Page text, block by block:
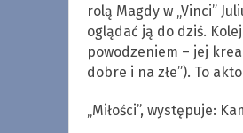
rolą Magdy w „Vinci”
oglądać ją do dziś.
powodzeniem – jej
dobre i na złe”). To
„Miłości”, występuje: